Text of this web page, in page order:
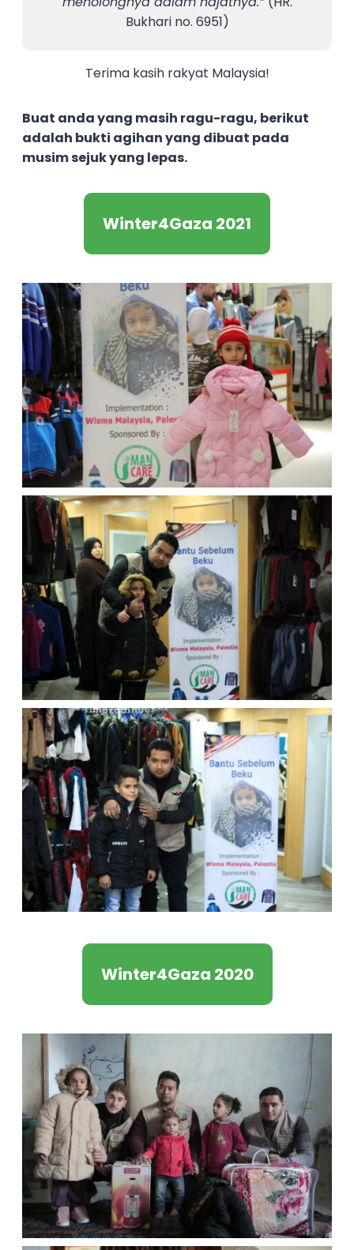
Bukhari no. 6951)
Terima kasih rakyat Malaysia!
Buat anda yang masih ragu-ragu, berikut
adalah bukti agihan yang dibuat pada
musim sejuk yang lepas.
Winter4Gaza 2021
Winter4Gaza 2020